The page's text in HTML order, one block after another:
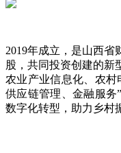
2019年成立，是山西省
股，共同投资创建的新
农业产业信息化、农村
供应链管理、金融服
数字化转型，助力乡村